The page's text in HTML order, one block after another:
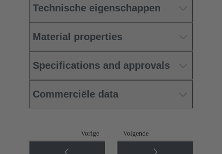
Technische eigenschappen
Material properties
Specifications and approvals
Commerciële data
Vorige Volgende